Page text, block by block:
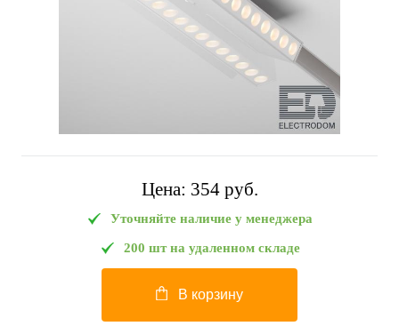
Цена: 354 pуб.
Уточняйте наличие у менеджера
200 шт на удаленном складе
В корзину